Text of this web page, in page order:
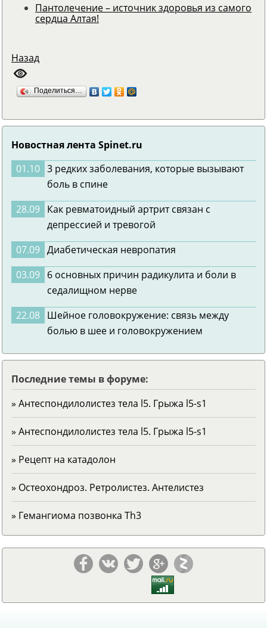
Пантолечение – источник здоровья из самого
сердца Алтая!
Назад
Поделиться…
Новостная лента Spinet.ru
01.10 3 редких заболевания, которые вызывают
боль в спине
28.09 Как ревматоидный артрит связан с
депрессией и тревогой
07.09 Диабетическая невропатия
03.09 6 основных причин радикулита и боли в
седалищном нерве
22.08 Шейное головокружение: связь между
болью в шее и головокружением
Последние темы в форуме:
» Антеспондилолистез тела l5. Грыжа l5-s1
» Антеспондилолистез тела l5. Грыжа l5-s1
» Рецепт на катадолон
» Остеохондроз. Ретролистез. Антелистез
» Гемангиома позвонка Тh3